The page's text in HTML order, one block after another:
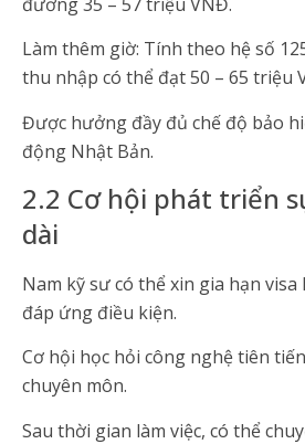
Làm thêm giờ: Tính theo hệ số
thu nhập có thể đạt 50 – 65 triệu
Được hưởng đầy đủ chế độ bảo
động Nhật Bản.
2.2 Cơ hội phát triển
dài
Nam kỹ sư có thể xin gia hạn
đáp ứng điều kiện.
Cơ hội học hỏi công nghệ tiên
chuyên môn.
Sau thời gian làm việc, có thể